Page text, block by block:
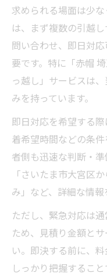
ツ
口コミを参
即日引っ越
法
即日引っ越し希
引っ越し即
緊急時の荷
必要書類や
引っ越し当
法
引っ越し
埼玉県で人
求められる場面は少
は、まず複数の引越
問い合わせ、即日対
要です。特に「赤帽
っ越し」サービスは
みを持っています。
即日対応を希望する
着希望時間などの条
者側も迅速な判断・準
「さいたま市大宮区
み」など、詳細な情報
ただし、緊急対応は
ため、見積り金額と
い。即決する前に、
しっかり把握するこ